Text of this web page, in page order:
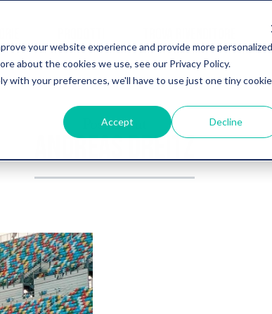
your website experience and provide more personalized
about the cookies we use, see our Privacy Policy.
with your preferences, we'll have to use just one tiny cookie
Accept Decline
Post about
ANDREAS DREITZ